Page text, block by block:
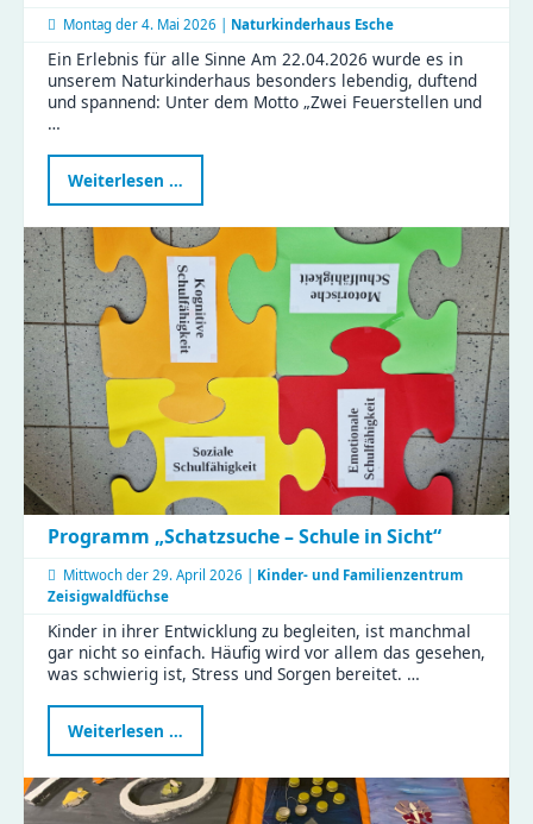
Montag der 4. Mai 2026 | Naturkinderhaus Esche
Ein Erlebnis für alle Sinne Am 22.04.2026 wurde es in
unserem Naturkinderhaus besonders lebendig, duftend
und spannend: Unter dem Motto „Zwei Feuerstellen und
…
Weiterlesen …
kochen
Naturkinderhaus
Esche
Programm „Schatzsuche – Schule in Sicht“
Mittwoch der 29. April 2026 | Kinder- und Familienzentrum
Zeisigwaldfüchse
Kinder in ihrer Entwicklung zu begleiten, ist manchmal
gar nicht so einfach. Häufig wird vor allem das gesehen,
was schwierig ist, Stress und Sorgen bereitet. …
Weiterlesen …
„Schatzsuche
–
Schule
in